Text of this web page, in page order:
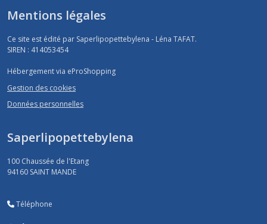
Mentions légales
Ce site est édité par Saperlipopettebylena - Léna TAFAT.
SIREN : 414053454
Hébergement via eProShopping
Gestion des cookies
Données personnelles
Saperlipopettebylena
100 Chaussée de l'Etang
94160 SAINT MANDE
Téléphone